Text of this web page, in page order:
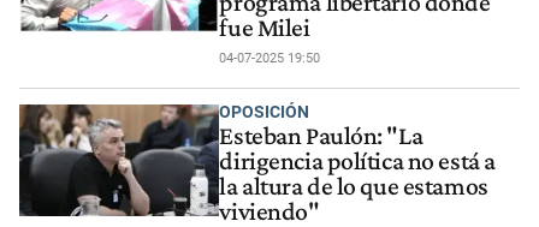
fue Milei
04-07-2025 19:50
OPOSICIÓN
Esteban Paulón: "La
dirigencia política no está a
la altura de lo que estamos
viviendo"